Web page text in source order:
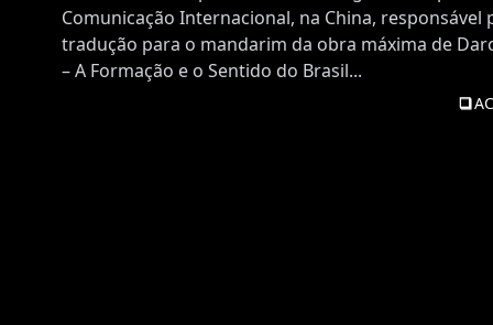
Comunicação Internacional, na China,
tradução para o mandarim da obra máxima de
– A Formação e o Sentido do Brasil...